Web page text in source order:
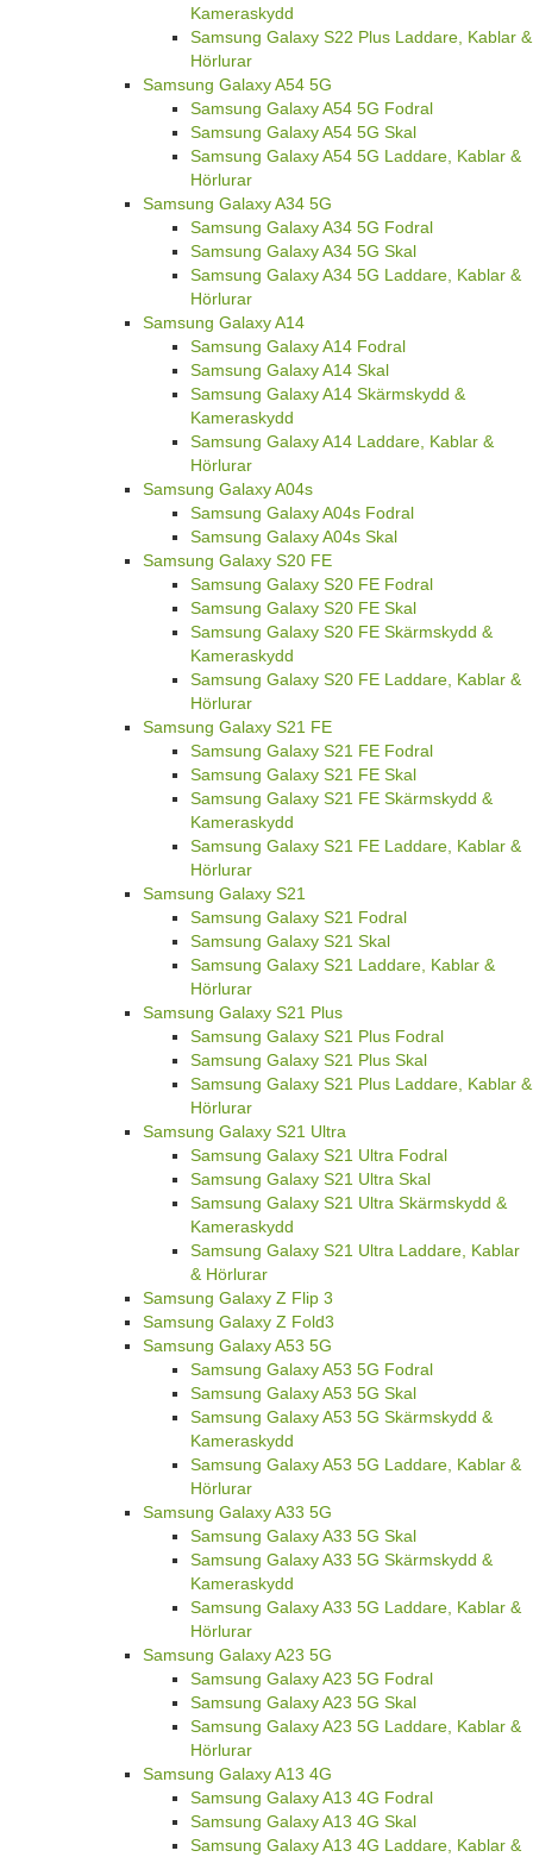
Kameraskydd
Samsung Galaxy S22 Plus Laddare, Kablar &
Hörlurar
Samsung Galaxy A54 5G
Samsung Galaxy A54 5G Fodral
Samsung Galaxy A54 5G Skal
Samsung Galaxy A54 5G Laddare, Kablar &
Hörlurar
Samsung Galaxy A34 5G
Samsung Galaxy A34 5G Fodral
Samsung Galaxy A34 5G Skal
Samsung Galaxy A34 5G Laddare, Kablar &
Hörlurar
Samsung Galaxy A14
Samsung Galaxy A14 Fodral
Samsung Galaxy A14 Skal
Samsung Galaxy A14 Skärmskydd &
Kameraskydd
Samsung Galaxy A14 Laddare, Kablar &
Hörlurar
Samsung Galaxy A04s
Samsung Galaxy A04s Fodral
Samsung Galaxy A04s Skal
Samsung Galaxy S20 FE
Samsung Galaxy S20 FE Fodral
Samsung Galaxy S20 FE Skal
Samsung Galaxy S20 FE Skärmskydd &
Kameraskydd
Samsung Galaxy S20 FE Laddare, Kablar &
Hörlurar
Samsung Galaxy S21 FE
Samsung Galaxy S21 FE Fodral
Samsung Galaxy S21 FE Skal
Samsung Galaxy S21 FE Skärmskydd &
Kameraskydd
Samsung Galaxy S21 FE Laddare, Kablar &
Hörlurar
Samsung Galaxy S21
Samsung Galaxy S21 Fodral
Samsung Galaxy S21 Skal
Samsung Galaxy S21 Laddare, Kablar &
Hörlurar
Samsung Galaxy S21 Plus
Samsung Galaxy S21 Plus Fodral
Samsung Galaxy S21 Plus Skal
Samsung Galaxy S21 Plus Laddare, Kablar &
Hörlurar
Samsung Galaxy S21 Ultra
Samsung Galaxy S21 Ultra Fodral
Samsung Galaxy S21 Ultra Skal
Samsung Galaxy S21 Ultra Skärmskydd &
Kameraskydd
Samsung Galaxy S21 Ultra Laddare, Kablar
& Hörlurar
Samsung Galaxy Z Flip 3
Samsung Galaxy Z Fold3
Samsung Galaxy A53 5G
Samsung Galaxy A53 5G Fodral
Samsung Galaxy A53 5G Skal
Samsung Galaxy A53 5G Skärmskydd &
Kameraskydd
Samsung Galaxy A53 5G Laddare, Kablar &
Hörlurar
Samsung Galaxy A33 5G
Samsung Galaxy A33 5G Skal
Samsung Galaxy A33 5G Skärmskydd &
Kameraskydd
Samsung Galaxy A33 5G Laddare, Kablar &
Hörlurar
Samsung Galaxy A23 5G
Samsung Galaxy A23 5G Fodral
Samsung Galaxy A23 5G Skal
Samsung Galaxy A23 5G Laddare, Kablar &
Hörlurar
Samsung Galaxy A13 4G
Samsung Galaxy A13 4G Fodral
Samsung Galaxy A13 4G Skal
Samsung Galaxy A13 4G Laddare, Kablar &